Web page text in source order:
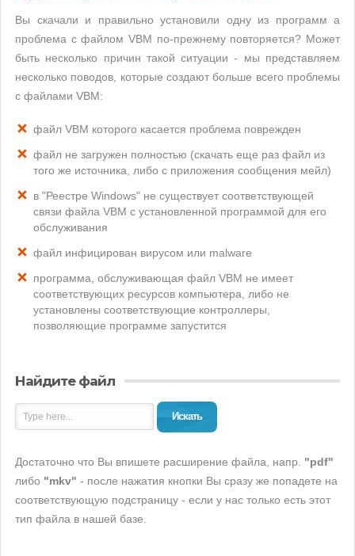
Вы скачали и правильно установили одну из программ а
проблема с файлом VBM по-прежнему повторяется? Может
быть несколько причин такой ситуации - мы представляем
несколько поводов, которые создают больше всего проблемы
с файлами VBM:
файл VBM которого касается проблема поврежден
файл не загружен полностью (скачать еще раз файл из
того же источника, либо с приложения сообщения мейл)
в "Реестре Windows" не существует соответствующей
связи файла VBM с установленной программой для его
обслуживания
файл инфицирован вирусом или malware
программа, обслуживающая файл VBM не имеет
соответствующих ресурсов компьютера, либо не
установлены соответствующие контроллеры,
позволяющие программе запустится
Найдите файл
Искать
Достаточно что Вы впишете расширение файла, напр. "pdf"
либо "mkv" - после нажатия кнопки Вы сразу же попадете на
соответствующую подстраницу - если у нас только есть этот
тип файла в нашей базе.